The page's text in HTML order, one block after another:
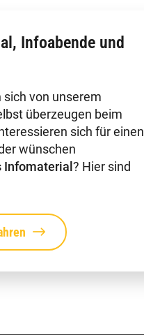
Infoabende und
von unserem
überzeugen beim
sich für einen
wünschen
Infomaterial ? Hier sind